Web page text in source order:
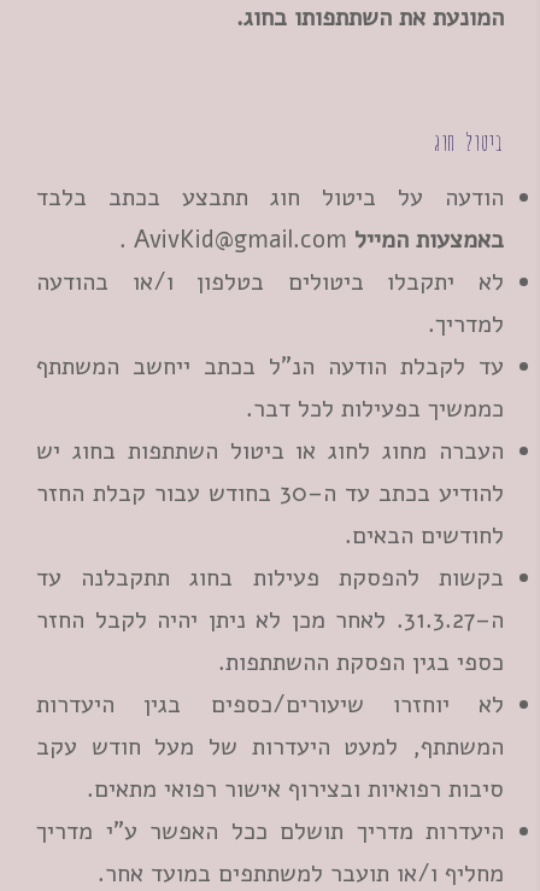
המונעת את השתתפותו בחוג.
ביטול חוג
הודעה על ביטול חוג תתבצע בכתב בלבד
באמצעות המייל AvivKid@gmail.com
.
לא יתקבלו ביטולים בטלפון ו/או בהודעה
למדריך.
עד לקבלת הודעה הנ"ל בכתב ייחשב המשתתף
כממשיך בפעילות לכל דבר.
העברה מחוג לחוג או ביטול השתתפות בחוג יש
להודיע בכתב עד ה–30 בחודש עבור קבלת החזר
לחודשים הבאים.
בקשות להפסקת פעילות בחוג תתקבלנה עד
ה–31.3.27. לאחר מכן לא ניתן יהיה לקבל החזר
כספי בגין הפסקת ההשתתפות.
לא יוחזרו שיעורים/כספים בגין היעדרות
המשתתף, למעט היעדרות של מעל חודש עקב
סיבות רפואיות ובצירוף אישור רפואי מתאים.
היעדרות מדריך תושלם ככל האפשר ע"י מדריך
מחליף ו/או תועבר למשתתפים במועד אחר.